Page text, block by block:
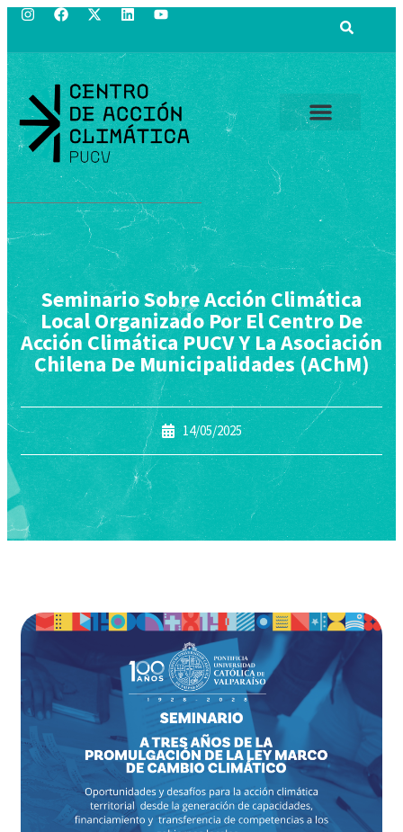
Seminario Sobre Acción Climática
Local Organizado Por El Centro De
Acción Climática PUCV Y La Asociación
Chilena De Municipalidades (AChM)
14/05/2025